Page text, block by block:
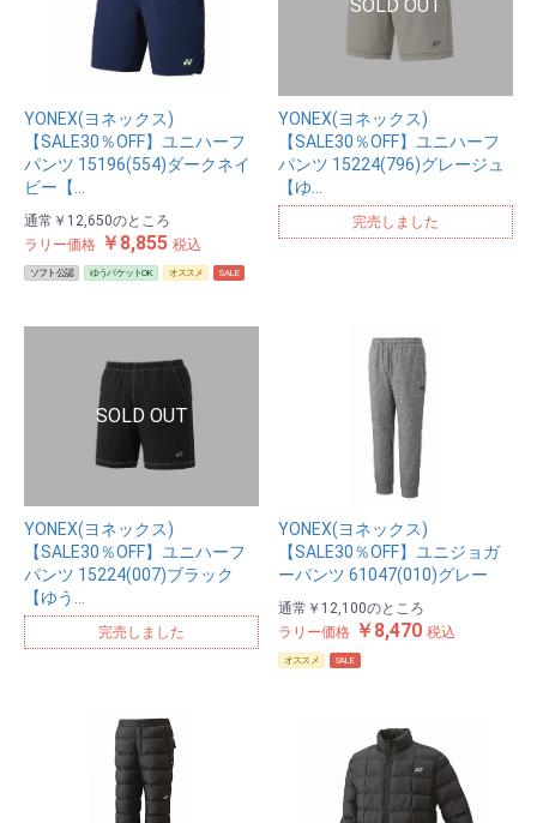
YONEX(ヨネックス)
【SALE30％OFF】ユニハーフ
パンツ 15196(554)ダークネイ
ビー【…
通常 ￥12,650のところ
ラリー価格 ￥8,855 税込
ソフト公認 ゆうパケットOK オススメ SALE
YONEX(ヨネックス)
【SALE30％OFF】ユニハーフ
パンツ 15224(796)グレージュ
【ゆ…
完売しました
YONEX(ヨネックス)
【SALE30％OFF】ユニハーフ
パンツ 15224(007)ブラック
【ゆう…
完売しました
YONEX(ヨネックス)
【SALE30％OFF】ユニジョガ
ーパンツ 61047(010)グレー
通常 ￥12,100のところ
ラリー価格 ￥8,470 税込
オススメ SALE